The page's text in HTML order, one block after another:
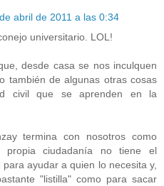
abril de 2011 a las 0:34
universitario. LOL!
desde casa se nos inculquen
también de algunas otras cosas
civil que se aprenden en la
termina con nosotros como
propia ciudadanía no tiene el
ayudar a quien lo necesita y,
"listilla" como para sacar